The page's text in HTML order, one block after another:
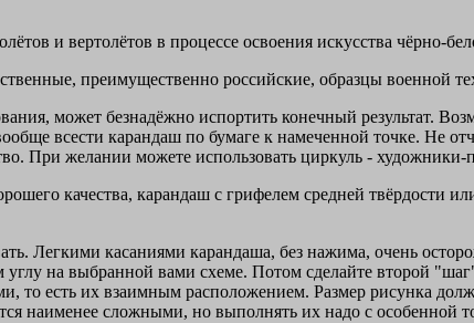
и вертолётов в процессе освоения искусства чёрно-
преимущественно российские, образцы военной
может безнадёжно испортить конечный результат.
всести карандаш по бумаге к намеченной точке. Не
При желании можете использовать циркуль - художники-
качества, карандаш с грифелем средней твёрдости
Легкими касаниями карандаша, без нажима, очень
на выбранной вами схеме. Потом сделайте второй
есть их взаимным расположением. Размер рисунка
сложными, но выполнять их надо с особенной